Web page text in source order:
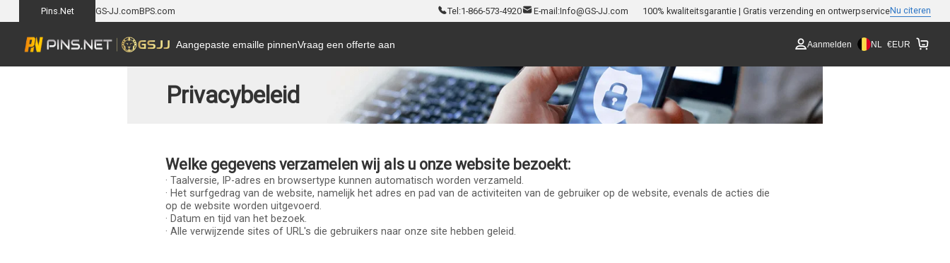
Pins.Net GS-JJ.comBPS.com Tel:1-866-573-4920 E-mail:Info@GS-JJ.com 100% kwaliteitsgarantie | Gratis verzending en ontwerpserviceNu citeren
Aangepaste emaille pinnenVraag een offerte aan Aanmelden NL €EUR
Privacybeleid
Welke gegevens verzamelen wij als u onze website bezoekt:
· Taalversie, IP-adres en browsertype kunnen automatisch worden verzameld.
· Het surfgedrag van de website, namelijk het adres en pad van de activiteiten van de gebruiker op de website, evenals de acties die
op de website worden uitgevoerd.
· Datum en tijd van het bezoek.
· Alle verwijzende sites of URL's die gebruikers naar onze site hebben geleid.